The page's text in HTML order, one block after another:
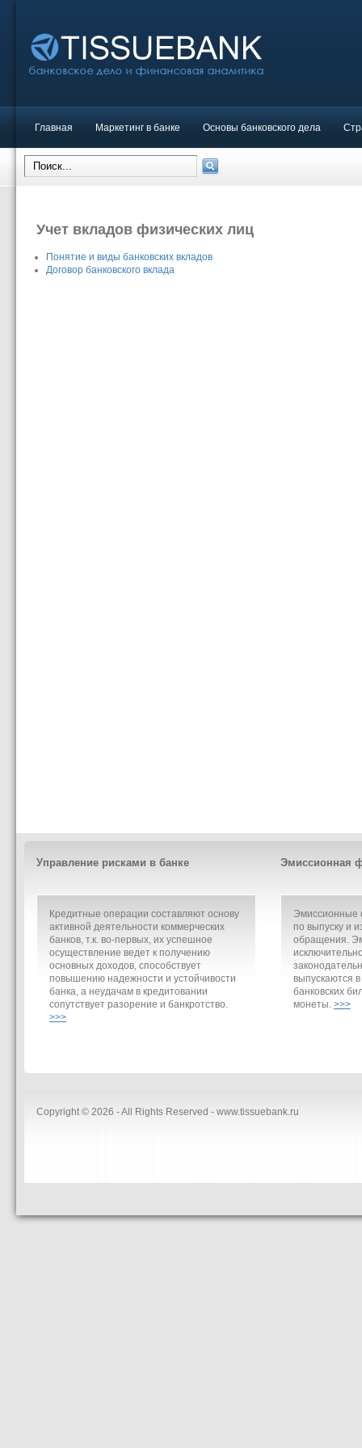
Главная Маркетинг в банке Основы банковского дела
Учет вкладов физических лиц
Понятие и виды банковских вкладов
Договор банковского вклада
Управление рисками в банке
Кредитные операции составляют основу
активной деятельности коммерческих
банков, т.к. во-первых, их успешное
осуществление ведет к получению
основных доходов, способствует
повышению надежности и устойчивости
банка, а неудачам в кредитовании
сопутствует разорение и банкротство.
>>>
Эмиссионная
Эмиссионные
по выпуску и
обращения.
выпускаются
банковских
монеты. >>>
Copyright © 2026 - All Rights Reserved - www.tissuebank.ru